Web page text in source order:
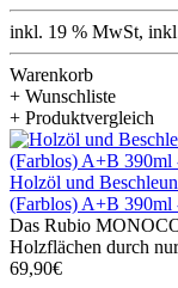
inkl. 19 % MwSt,
Warenkorb
+ Wunschliste
+ Produktvergleich
Holzöl und
(Farblos) A+B 390ml
Das Rubio
Holzflächen durch
69,90€